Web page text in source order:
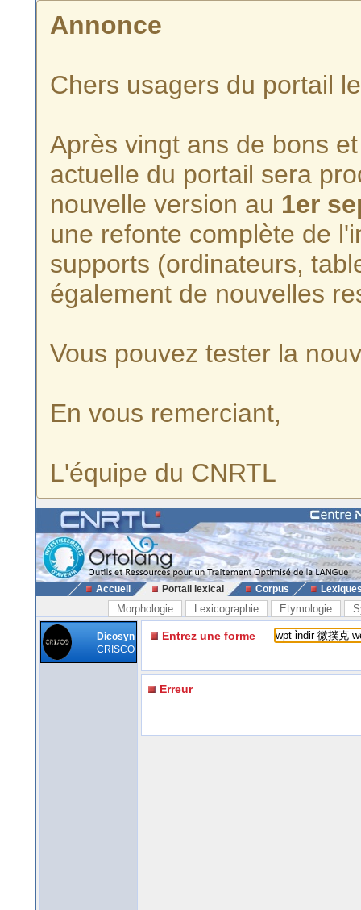
Annonce
Chers usagers du portail
Après vingt ans de bons
actuelle du portail sera
nouvelle version au 1er
une refonte complète de
supports (ordinateurs,
également de nouvelles
Vous pouvez tester la
En vous remerciant,
L'équipe du CNRTL
Accueil Portail lexical Corpus
Morphologie Lexicographie Etymologie
Dicosyn
CRISCO
Entrez une forme
Erreur